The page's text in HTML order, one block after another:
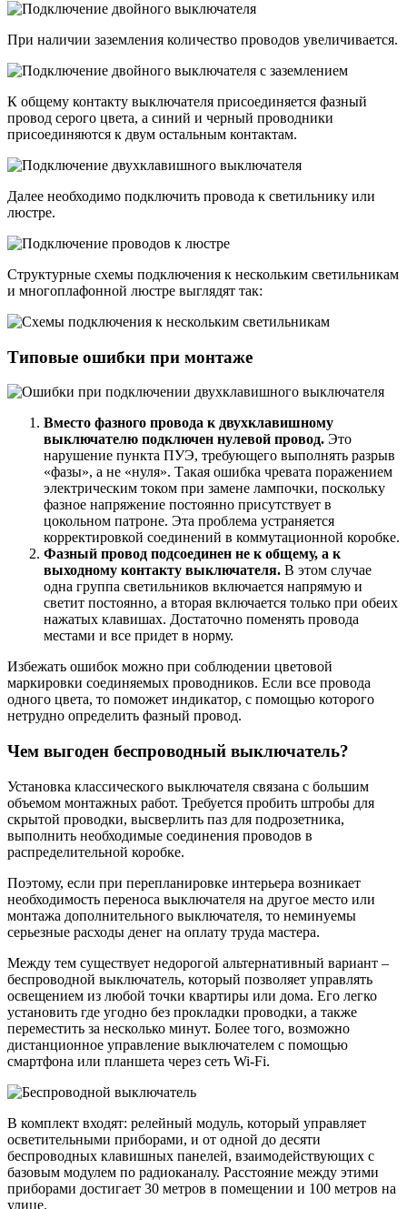
При наличии заземления количество проводов увеличивается.
К общему контакту выключателя присоединяется фазный
провод серого цвета, а синий и черный проводники
присоединяются к двум остальным контактам.
Далее необходимо подключить провода к светильнику или
люстре.
Структурные схемы подключения к нескольким светильникам
и многоплафонной люстре выглядят так:
Типовые ошибки при монтаже
Вместо фазного провода к двухклавишному
выключателю подключен нулевой провод. Это
нарушение пункта ПУЭ, требующего выполнять разрыв
«фазы», а не «нуля». Такая ошибка чревата поражением
электрическим током при замене лампочки, поскольку
фазное напряжение постоянно присутствует в
цокольном патроне. Эта проблема устраняется
корректировкой соединений в коммутационной коробке.
Фазный провод подсоединен не к общему, а к
выходному контакту выключателя. В этом случае
одна группа светильников включается напрямую и
светит постоянно, а вторая включается только при обеих
нажатых клавишах. Достаточно поменять провода
местами и все придет в норму.
Избежать ошибок можно при соблюдении цветовой
маркировки соединяемых проводников. Если все провода
одного цвета, то поможет индикатор, с помощью которого
нетрудно определить фазный провод.
Чем выгоден беспроводный выключатель?
Установка классического выключателя связана с большим
объемом монтажных работ. Требуется пробить штробы для
скрытой проводки, высверлить паз для подрозетника,
выполнить необходимые соединения проводов в
распределительной коробке.
Поэтому, если при перепланировке интерьера возникает
необходимость переноса выключателя на другое место или
монтажа дополнительного выключателя, то неминуемы
серьезные расходы денег на оплату труда мастера.
Между тем существует недорогой альтернативный вариант –
беспроводной выключатель, который позволяет управлять
освещением из любой точки квартиры или дома. Его легко
установить где угодно без прокладки проводки, а также
переместить за несколько минут. Более того, возможно
дистанционное управление выключателем с помощью
смартфона или планшета через сеть Wi-Fi.
В комплект входят: релейный модуль, который управляет
осветительными приборами, и от одной до десяти
беспроводных клавишных панелей, взаимодействующих с
базовым модулем по радиоканалу. Расстояние между этими
приборами достигает 30 метров в помещении и 100 метров на
улице.